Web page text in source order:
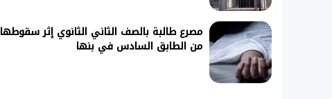
مصرع طالبة بالصف الثاني الثانوي إثر سقوطها
من الطابق السادس في بنها